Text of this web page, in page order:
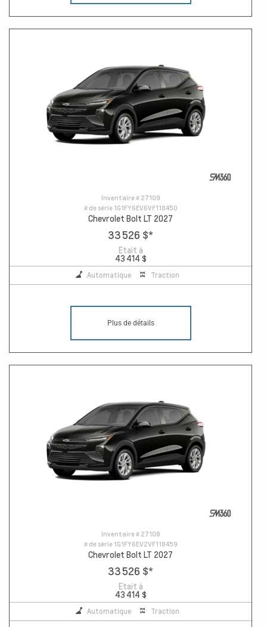
Inventaire # 27109
# de série 1G1FY6EV6VF118450
Chevrolet Bolt LT 2027
33 526 $*
Etait à
43 414 $
Automatique Traction
Plus de détails
Inventaire # 27108
# de série 1G1FY6EV2VF118459
Chevrolet Bolt LT 2027
33 526 $*
Etait à
43 414 $
Automatique Traction